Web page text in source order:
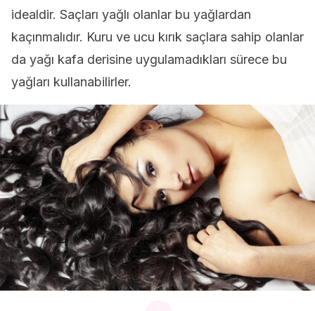
idealdir. Saçları yağlı olanlar bu yağlardan
kaçınmalıdır. Kuru ve ucu kırık saçlara sahip olanlar
da yağı kafa derisine uygulamadıkları sürece bu
yağları kullanabilirler.